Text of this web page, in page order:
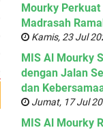
Mourky
Madrasah
Kamis, 23 Jul
MIS Al Mourky
dengan Jalan
dan
Jumat, 17 Jul
MIS Al Mourky